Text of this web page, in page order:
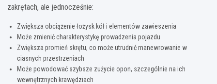
zakrętach, ale jednocześnie:
Zwiększa obciążenie łożysk kół i elementów zawieszenia
Może zmienić charakterystykę prowadzenia pojazdu
Zwiększa promień skrętu, co może utrudnić manewrowanie w
ciasnych przestrzeniach
Może powodować szybsze zużycie opon, szczególnie na ich
wewnętrznych krawędziach